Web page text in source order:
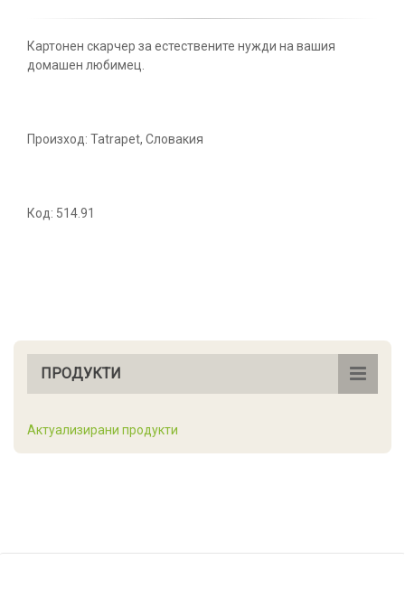
Картонен скарчер за естествените нужди на вашия
домашен любимец.
Произход: Tatrapet, Словакия
Код: 514.91
ПРОДУКТИ
Актуализирани продукти